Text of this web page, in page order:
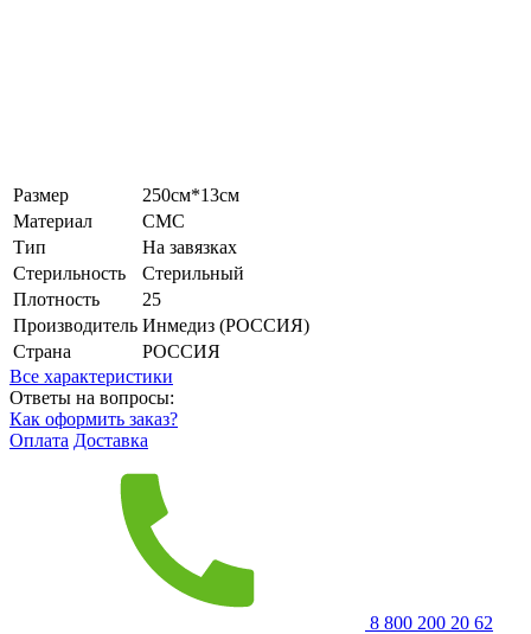
Размер
250см*13см
Материал
СМС
Тип
На завязках
Стерильность
Стерильный
Плотность
25
Производитель Инмедиз (РОССИЯ)
Страна
РОССИЯ
Все характеристики
Ответы на вопросы:
Как оформить заказ?
Оплата Доставка
8 800 200 20 62